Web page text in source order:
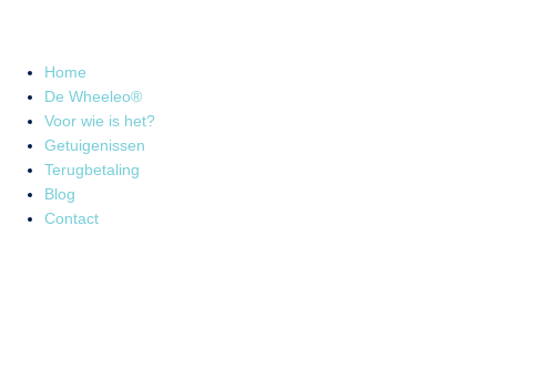
Home
De Wheeleo®
Voor wie is het?
Getuigenissen
Terugbetaling
Blog
Contact